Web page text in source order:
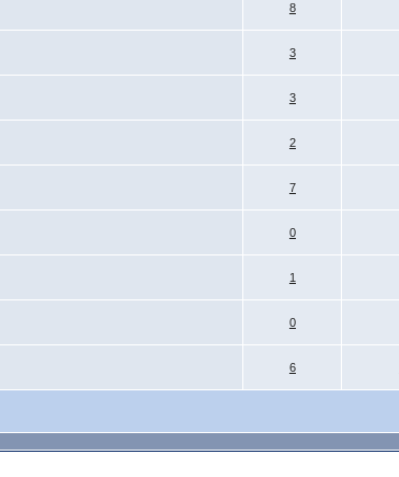
8
3
3
2
7
0
1
0
6